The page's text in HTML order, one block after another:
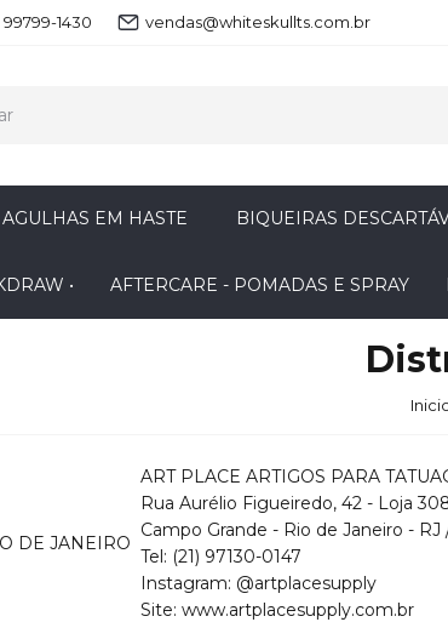
99799-1430 vendas@whiteskullts.com.br
AGULHAS EM HASTE BIQUEIRAS
• AFTERCARE - POMADAS E SPRAY
DE JANEIRO
ART PLACE ARTIGOS PARA
Rua Aurélio Figueiredo, 42 - Loja
Campo Grande - Rio de Janeiro -
Tel: (21) 97130-0147
Instagram: @artplacesupply
Site: www.artplacesupply.com.br